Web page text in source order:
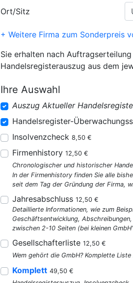
Ort/Sitz
+ Weitere Firma zum Sonderpreis
Sie erhalten nach
Handelsregisterauszug aus dem
Ihre Auswahl
Auszug Aktueller
Handelsregister-
Insolvenzcheck 8,50 €
Firmenhistory 12,50 €
Chronologischer und historischer
In der Firmenhistory finden Sie alle
seit dem Tag der Gründung der Firma,
Jahresabschluss 12,50 €
Detaillierte Informationen, wie zum
Geschäftsentwicklung,
zwischen 2-10 Seiten (bei kleinen
Gesellschafterliste 12,50 €
Wem gehört die GmbH? Komplette
Komplett 49,50 €